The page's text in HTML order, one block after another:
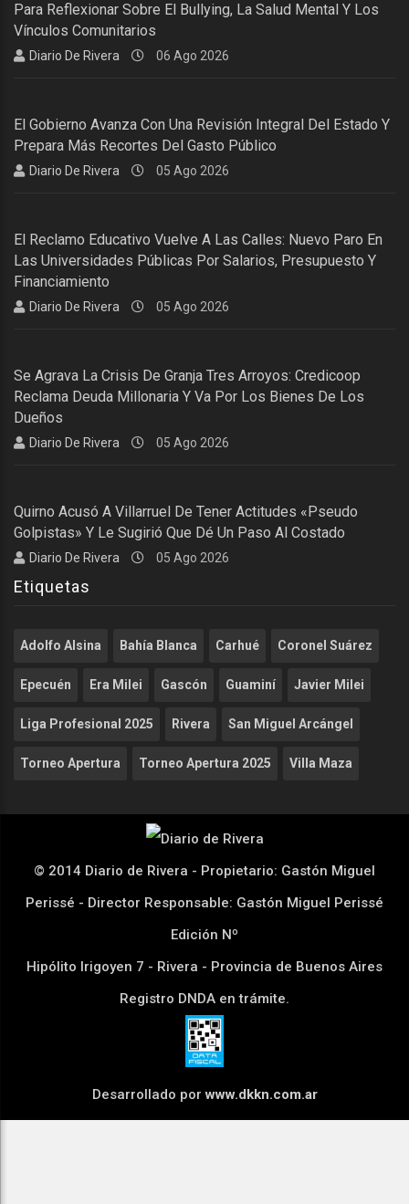
Para Reflexionar Sobre El Bullying, La Salud Mental Y Los
Vínculos Comunitarios
Diario De Rivera 06 Ago 2026
El Gobierno Avanza Con Una Revisión Integral Del Estado Y
Prepara Más Recortes Del Gasto Público
Diario De Rivera 05 Ago 2026
El Reclamo Educativo Vuelve A Las Calles: Nuevo Paro En
Las Universidades Públicas Por Salarios, Presupuesto Y
Financiamiento
Diario De Rivera 05 Ago 2026
Se Agrava La Crisis De Granja Tres Arroyos: Credicoop
Reclama Deuda Millonaria Y Va Por Los Bienes De Los
Dueños
Diario De Rivera 05 Ago 2026
Quirno Acusó A Villarruel De Tener Actitudes «pseudo
Golpistas» Y Le Sugirió Que Dé Un Paso Al Costado
Diario De Rivera 05 Ago 2026
Etiquetas
Adolfo Alsina Bahía Blanca Carhué Coronel Suárez
Epecuén Era Milei Gascón Guaminí Javier Milei
Liga Profesional 2025 Rivera San Miguel Arcángel
Torneo Apertura Torneo Apertura 2025 Villa Maza
© 2014 Diario de Rivera - Propietario: Gastón Miguel
Perissé - Director Responsable: Gastón Miguel Perissé
Edición Nº
Hipólito Irigoyen 7 - Rivera - Provincia de Buenos Aires
Registro DNDA en trámite.
Desarrollado porwww.dkkn.com.ar